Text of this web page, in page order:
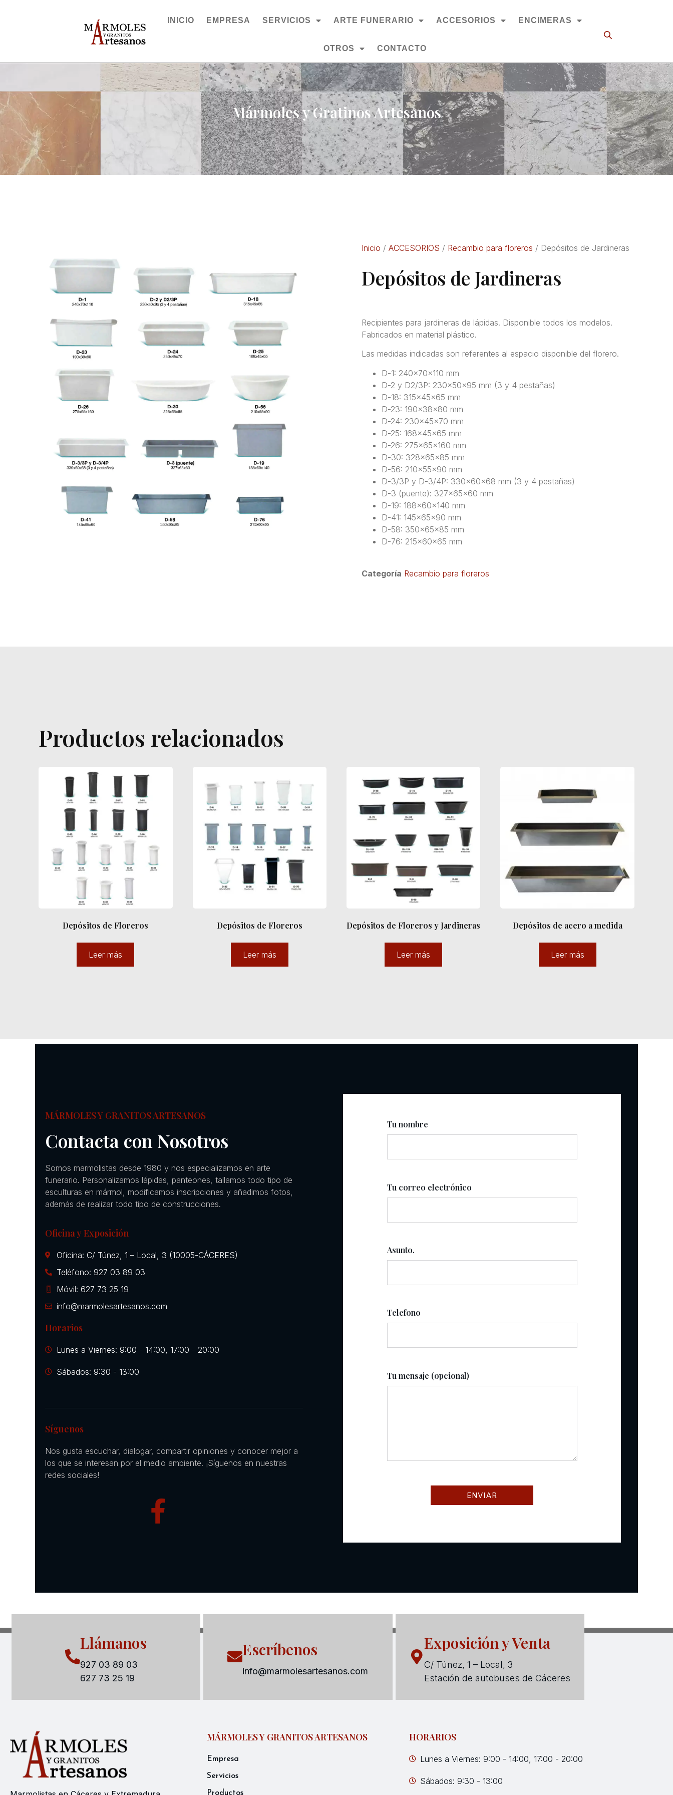
INICIO EMPRESA SERVICIOS ARTE FUNERARIO ACCESORIOS ENCIMERAS
OTROS CONTACTO
Mármoles y Gratinos Artesanos
Inicio / ACCESORIOS / Recambio para floreros / Depósitos de Jardineras
Depósitos de Jardineras
Recipientes para jardineras de lápidas. Disponible todos los modelos.
Fabricados en material plástico.
Las medidas indicadas son referentes al espacio disponible del florero.
D-1: 240x70x110 mm
D-2 y D2/3P: 230x50x95 mm (3 y 4 pestañas)
D-18: 315x45x65 mm
D-23: 190x38x80 mm
D-24: 230x45x70 mm
D-25: 168x45x65 mm
D-26: 275x65x160 mm
D-30: 328x65x85 mm
D-56: 210x55x90 mm
D-3/3P y D-3/4P: 330x60x68 mm (3 y 4 pestañas)
D-3 (puente): 327x65x60 mm
D-19: 188x60x140 mm
D-41: 145x65x90 mm
D-58: 350x65x85 mm
D-76: 215x60x65 mm
Categoría Recambio para floreros
Productos relacionados
Depósitos de Floreros
Leer más
Depósitos de Floreros
Leer más
Depósitos de Floreros y Jardineras
Leer más
Depósitos de acero a medida
Leer más
MÁRMOLES Y GRANITOS ARTESANOS
Contacta con Nosotros
Somos marmolistas desde 1980 y nos especializamos en arte
funerario. Personalizamos lápidas, panteones, tallamos todo tipo de
esculturas en mármol, modificamos inscripciones y añadimos fotos,
además de realizar todo tipo de construcciones.
Oficina y Exposición
Oficina: C/ Túnez, 1 – Local, 3 (10005-CÁCERES)
Teléfono: 927 03 89 03
Móvil: 627 73 25 19
info@marmolesartesanos.com
Horarios
Lunes a Viernes: 9:00 - 14:00, 17:00 - 20:00
Sábados: 9:30 - 13:00
Síguenos
Nos gusta escuchar, dialogar, compartir opiniones y conocer mejor a
los que se interesan por el medio ambiente. ¡Síguenos en nuestras
redes sociales!
Tu nombre
Tu correo electrónico
Asunto.
Telefono
Tu mensaje (opcional)
Llámanos
927 03 89 03
627 73 25 19
Escríbenos
info@marmolesartesanos.com
Exposición y Venta
C/ Túnez, 1 – Local, 3
Estación de autobuses de Cáceres
MÁRMOLES Y GRANITOS ARTESANOS
Empresa
Servicios
Productos
HORARIOS
Lunes a Viernes: 9:00 - 14:00, 17:00 - 20:00
Sábados: 9:30 - 13:00